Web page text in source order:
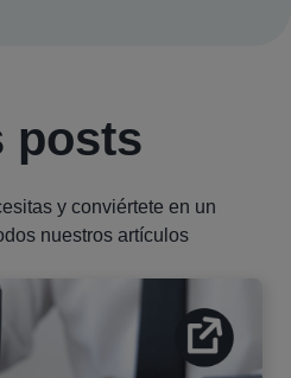
posts
y conviértete en un
nuestros artículos